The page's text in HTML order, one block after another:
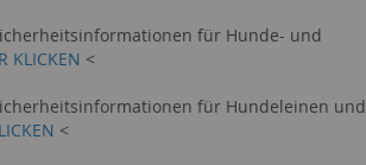
für Hunde- und
KLICKEN <
für Hundeleinen und
<